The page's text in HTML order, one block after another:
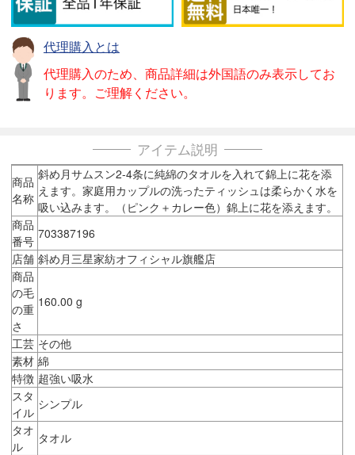
代理購入とは
代理購入のため、商品詳細は外国語のみ表示してお
ります。ご理解ください。
アイテム説明
商品
名称
斜め月サムスン2-4条に純綿のタオルを入れて錦上に花を添
えます。家庭用カップルの洗ったティッシュは柔らかく水を
吸い込みます。（ピンク＋カレー色）錦上に花を添えます。
商品
番号 703387196
店舗 斜め月三星家紡オフィシャル旗艦店
商品
の毛
の重
さ
160.00 g
工芸 その他
素材 綿
特徴 超強い吸水
スタ
イル
シンプル
タオ
ル
タオル